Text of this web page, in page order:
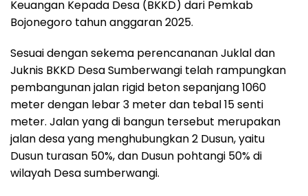
Keuangan Kepada Desa (BKKD) dari Pemkab
Bojonegoro tahun anggaran 2025.
Sesuai dengan sekema perencananan Juklal dan
Juknis BKKD Desa Sumberwangi telah rampungkan
pembangunan jalan rigid beton sepanjang 1060
meter dengan lebar 3 meter dan tebal 15 senti
meter. Jalan yang di bangun tersebut merupakan
jalan desa yang menghubungkan 2 Dusun, yaitu
Dusun turasan 50%, dan Dusun pohtangi 50% di
wilayah Desa sumberwangi.